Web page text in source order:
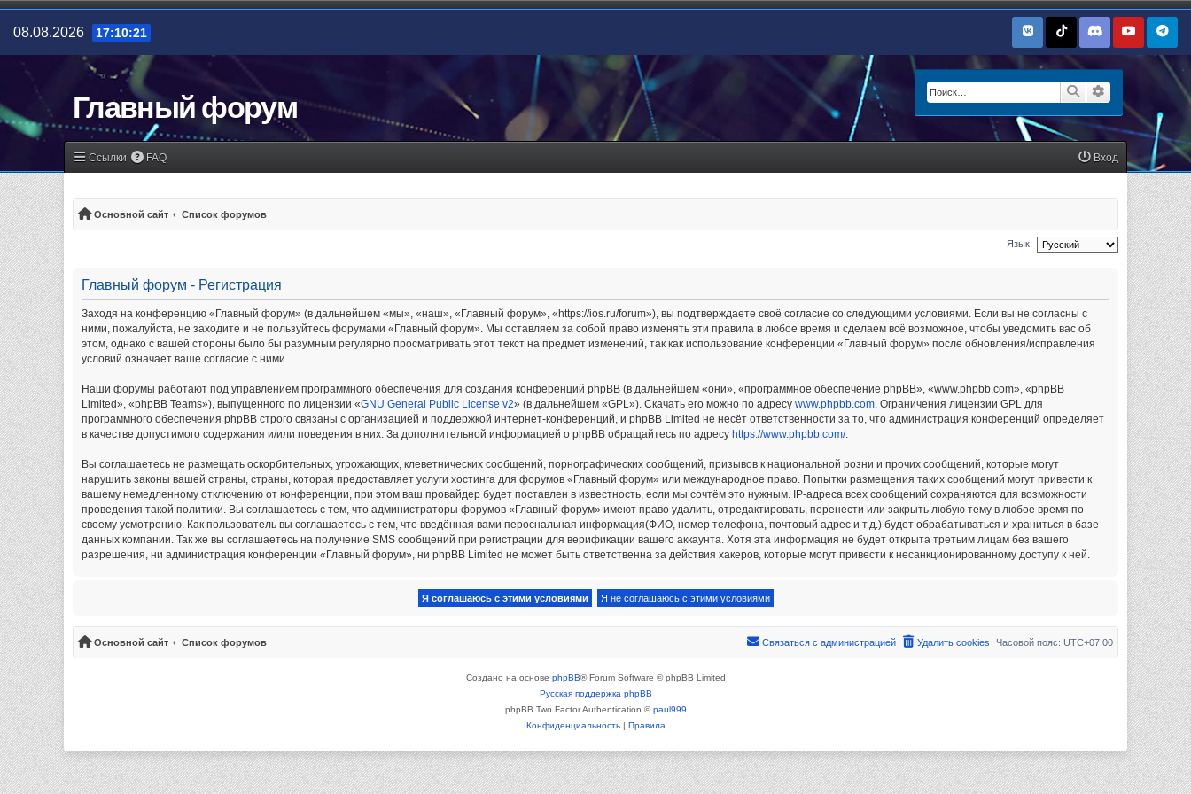
08.08.2026 17:10:21
Главный форум Поиск Расширенный
Ссылки FAQ Вход
Основной сайт Список форумов
Язык:
Главный форум - Регистрация
Заходя на конференцию «Главный форум» (в дальнейшем «мы», «наш», «Главный форум», «https://ios.ru/forum»), вы подтверждаете своё согласие со следующими условиями. Если вы не согласны с
ними, пожалуйста, не заходите и не пользуйтесь форумами «Главный форум». Мы оставляем за собой право изменять эти правила в любое время и сделаем всё возможное, чтобы уведомить вас об
этом, однако с вашей стороны было бы разумным регулярно просматривать этот текст на предмет изменений, так как использование конференции «Главный форум» после обновления/исправления
условий означает ваше согласие с ними.
Наши форумы работают под управлением программного обеспечения для создания конференций phpBB (в дальнейшем «они», «программное обеспечение phpBB», «www.phpbb.com», «phpBB
Limited», «phpBB Teams»), выпущенного по лицензии «GNU General Public License v2» (в дальнейшем «GPL»). Скачать его можно по адресу www.phpbb.com . Ограничения лицензии GPL для
программного обеспечения phpBB строго связаны с организацией и поддержкой интернет-конференций, и phpBB Limited не несёт ответственности за то, что администрация конференций определяет
в качестве допустимого содержания и/или поведения в них. За дополнительной информацией о phpBB обращайтесь по адресу https://www.phpbb.com/.
Вы соглашаетесь не размещать оскорбительных, угрожающих, клеветнических сообщений, порнографических сообщений, призывов к национальной розни и прочих сообщений, которые могут
нарушить законы вашей страны, страны, которая предоставляет услуги хостинга для форумов «Главный форум» или международное право. Попытки размещения таких сообщений могут привести к
вашему немедленному отключению от конференции, при этом ваш провайдер будет поставлен в известность, если мы сочтём это нужным. IP-адреса всех сообщений сохраняются для возможности
проведения такой политики. Вы соглашаетесь с тем, что администраторы форумов «Главный форум» имеют право удалить, отредактировать, перенести или закрыть любую тему в любое время по
своему усмотрению. Как пользователь вы соглашаетесь с тем, что введённая вами пероснальная информация(ФИО, номер телефона, почтовый адрес и т.д.) будет обрабатываться и храниться в базе
данных компании. Так же вы соглашаетесь на получение SMS сообщений при регистрации для верификации вашего аккаунта. Хотя эта информация не будет открыта третьим лицам без вашего
разрешения, ни администрация конференции «Главный форум», ни phpBB Limited не может быть ответственна за действия хакеров, которые могут привести к несанкционированному доступу к ней.
Основной сайт Список форумов Часовой пояс: UTC+07:00
Удалить cookies
Связаться с администрацией
Создано на основе phpBB® Forum Software © phpBB Limited
Русская поддержка phpBB
phpBB Two Factor Authentication ©paul999
Конфиденциальность| Правила